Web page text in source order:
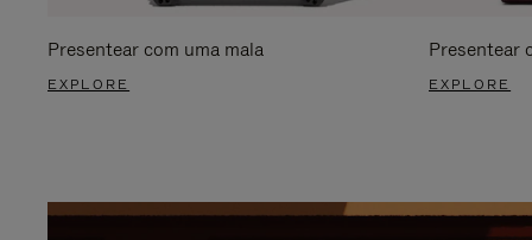
Presentear com uma mala
EXPLORE
Presentear
EXPLORE